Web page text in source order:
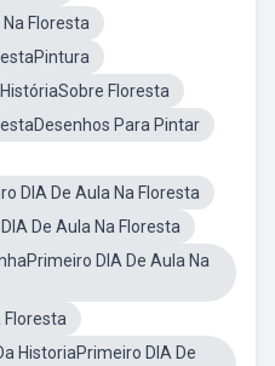
Floresta
HistóriaSobre Floresta
Para Pintar
DIA De Aula Na Floresta
De Aula Na Floresta
DIA De Aula Na
Floresta
HistoriaPrimeiro DIA De